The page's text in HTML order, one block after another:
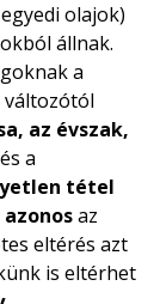
olajok)
állnak.
a
változótól
az évszak,
és a
tétel
az
eltérés azt
is eltérhet